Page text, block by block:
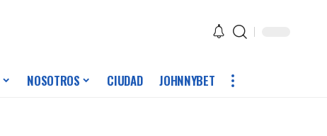
NOSOTROS CIUDAD JOHNNYBET